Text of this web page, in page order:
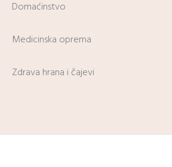
Domaćinstvo
Medicinska oprema
Zdrava hrana i čajevi